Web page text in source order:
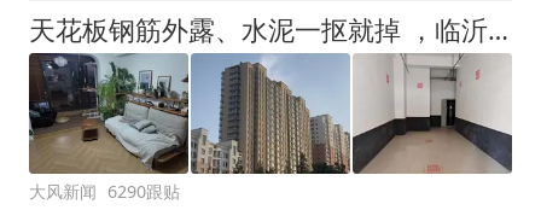
天花板钢筋外露、水泥一抠就掉 ，临沂一安置楼交房半年即被鉴定存安全隐患；楼体至今未加固，仍有居民常住
大风新闻 6290跟贴